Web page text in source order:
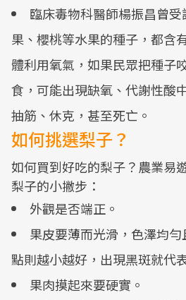
臨床毒物科醫師楊振昌曾
果、櫻桃等水果的種子，都含
體利用氧氣，如果民眾把種子
食，可能出現缺氧、代謝性酸
抽筋、休克，甚至死亡。
如何挑選梨子？
如何買到好吃的梨子？農業易
梨子的小撇步：
外觀是否端正。
果皮要薄而光滑，色澤均
點則越小越好，出現黑斑就代
果肉摸起來要硬實。